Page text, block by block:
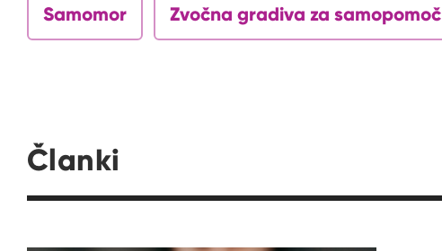
Samomor Zvočna gradiva za samopomoč
Članki